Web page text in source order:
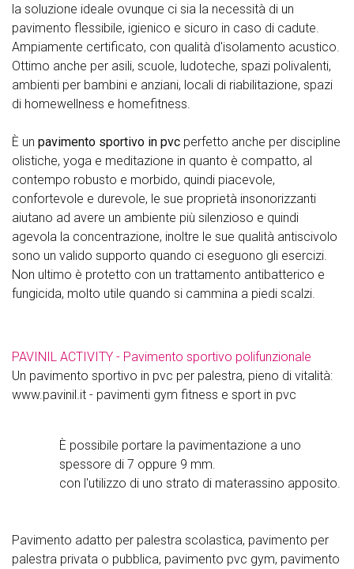
la soluzione ideale ovunque ci sia la necessità di un
pavimento flessibile, igienico e sicuro in caso di cadute.
Ampiamente certificato, con qualità d'isolamento acustico.
Ottimo anche per asili, scuole, ludoteche, spazi polivalenti,
ambienti per bambini e anziani, locali di riabilitazione, spazi
di homewellness e homefitness.
È un pavimento sportivo in pvc perfetto anche per discipline
olistiche, yoga e meditazione in quanto è compatto, al
contempo robusto e morbido, quindi piacevole,
confortevole e durevole, le sue proprietà insonorizzanti
aiutano ad avere un ambiente più silenzioso e quindi
agevola la concentrazione, inoltre le sue qualità antiscivolo
sono un valido supporto quando ci eseguono gli esercizi.
Non ultimo è protetto con un trattamento antibatterico e
fungicida, molto utile quando si cammina a piedi scalzi.
PAVINIL ACTIVITY - Pavimento sportivo polifunzionale
Un pavimento sportivo in pvc per palestra, pieno di vitalità:
www.pavinil.it - pavimenti gym fitness e sport in pvc
È possibile portare la pavimentazione a uno
spessore di 7 oppure 9 mm.
con l'utilizzo di uno strato di materassino apposito.
Pavimento adatto per palestra scolastica, pavimento per
palestra privata o pubblica, pavimento pvc gym, pavimento